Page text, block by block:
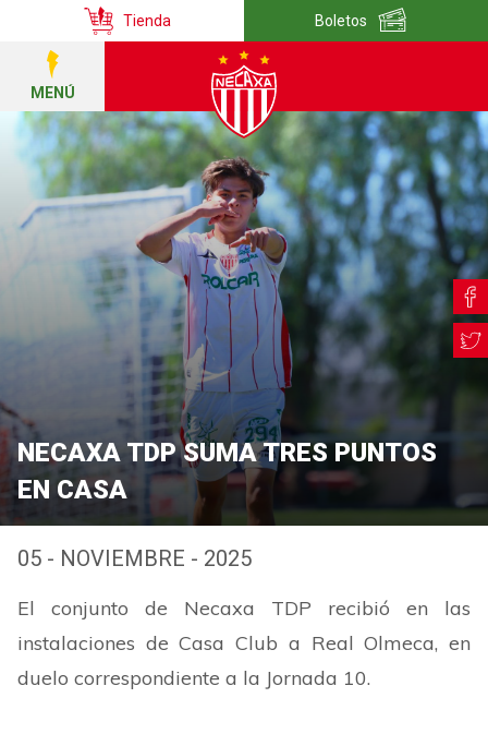
Tienda Boletos
MENÚ
NECAXA TDP SUMA TRES PUNTOS
EN CASA
05 - NOVIEMBRE - 2025
El conjunto de Necaxa TDP recibió en las
instalaciones de Casa Club a Real Olmeca, en
duelo correspondiente a la Jornada 10.